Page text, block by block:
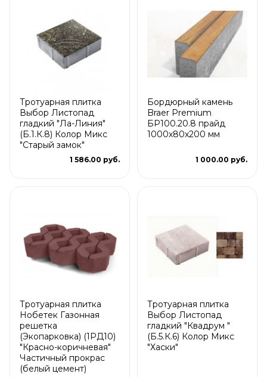
Тротуарная плитка
Выбор Листопад
гладкий "Ла-Линия"
(Б.1.К.8) Колор Микс
"Старый замок"
1 586.00 руб.
Бордюрный камень
Braer Premium
БР100.20.8 прайд
1000х80х200 мм
1 000.00 руб.
Тротуарная плитка
Нобетек Газонная
решетка
(Экопарковка) (1РД10)
"Красно-коричневая"
Частичный прокрас
(белый цемент)
Тротуарная плитка
Выбор Листопад
гладкий "Квадрум "
(Б.5.К.6) Колор Микс
"Хаски"